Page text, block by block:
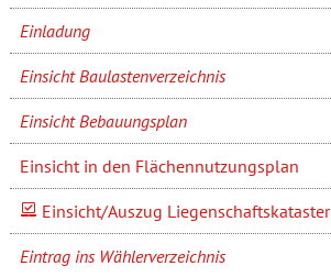
Einladung
Einsicht Baulastenverzeichnis
Einsicht Bebauungsplan
Einsicht in den Flächennutzungsplan
Einsicht/Auszug Liegenschaftskataster
Eintrag ins Wählerverzeichnis